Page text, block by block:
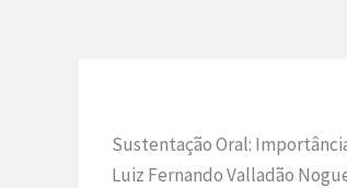
Sustentação Oral:
Luiz Fernando Valladão